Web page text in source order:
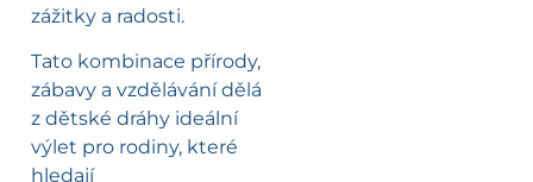
zážitky a radosti.
Tato kombinace přírody,
zábavy a vzdělávání dělá
z dětské dráhy ideální
výlet pro rodiny, které
hledají